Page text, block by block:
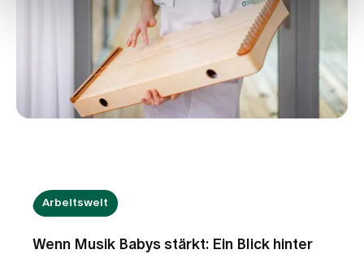
Arbeitswelt
Wenn Musik Babys stärkt: Ein Blick hinter